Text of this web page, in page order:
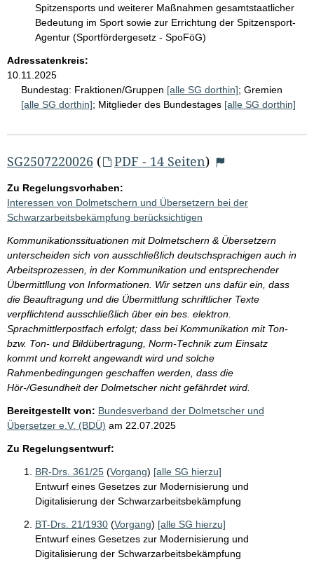
Spitzensports und weiterer Maßnahmen gesamtstaatlicher
Bedeutung im Sport sowie zur Errichtung der Spitzensport-
Agentur (Sportfördergesetz - SpoFöG)
Adressatenkreis:
10.11.2025
Bundestag: Fraktionen/Gruppen [alle SG dorthin]; Gremien
[alle SG dorthin]; Mitglieder des Bundestages [alle SG dorthin]
SG2507220026 ( PDF - 14 Seiten)
Zu Regelungsvorhaben:
Interessen von Dolmetschern und Übersetzern bei der
Schwarzarbeitsbekämpfung berücksichtigen
Kommunikationssituationen mit Dolmetschern & Übersetzern
unterscheiden sich von ausschließlich deutschsprachigen auch in
Arbeitsprozessen, in der Kommunikation und entsprechender
Übermittllung von Informationen. Wir setzen uns dafür ein, dass
die Beauftragung und die Übermittlung schriftlicher Texte
verpflichtend ausschließlich über ein bes. elektron.
Sprachmittlerpostfach erfolgt; dass bei Kommunikation mit Ton-
bzw. Ton- und Bildübertragung, Norm-Technik zum Einsatz
kommt und korrekt angewandt wird und solche
Rahmenbedingungen geschaffen werden, dass die
Hör-/Gesundheit der Dolmetscher nicht gefährdet wird.
Bereitgestellt von: Bundesverband der Dolmetscher und
Übersetzer e.V. (BDÜ) am 22.07.2025
Zu Regelungsentwurf:
BR-Drs. 361/25 (Vorgang) [alle SG hierzu]
Entwurf eines Gesetzes zur Modernisierung und
Digitalisierung der Schwarzarbeitsbekämpfung
BT-Drs. 21/1930 (Vorgang) [alle SG hierzu]
Entwurf eines Gesetzes zur Modernisierung und
Digitalisierung der Schwarzarbeitsbekämpfung